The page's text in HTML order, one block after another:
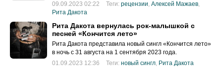
09.09.2023 02:22
Теги: рецензии, Алексей Мажаев,
Рита Дакота
Рита Дакота вернулась рок-малышкой с
песней «Кончится лето»
Рита Дакота представила новый сингл «Кончится лето»
в ночь с 31 августа на 1 сентября 2023 года.
01.09.2023 12:36
Теги: новый сингл Рита Дакота